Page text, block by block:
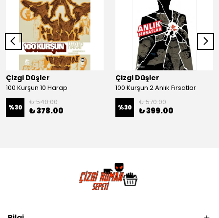
Çizgi Düşler
100 Kurşun 10 Harap
%30
₺ 540.00
₺ 378.00
Çizgi Düşler
100 Kurşun 2 Anlık Fırsatlar
%30
₺ 570.00
₺ 399.00